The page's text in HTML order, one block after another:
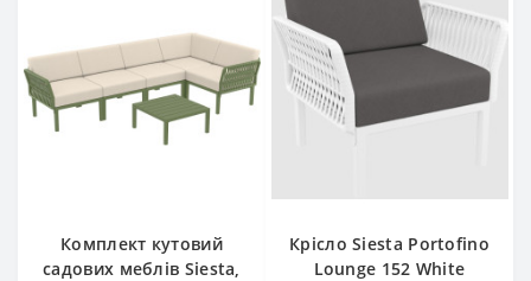
Комплект кутовий
садових меблів Siesta,
Крісло Siesta Portofino
Lounge 152 White